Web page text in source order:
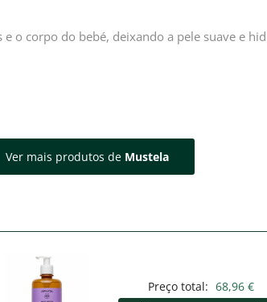
o corpo do bebé, deixando a pele suave e
Ver mais produtos de Mustela
Preço total: 68,96 €